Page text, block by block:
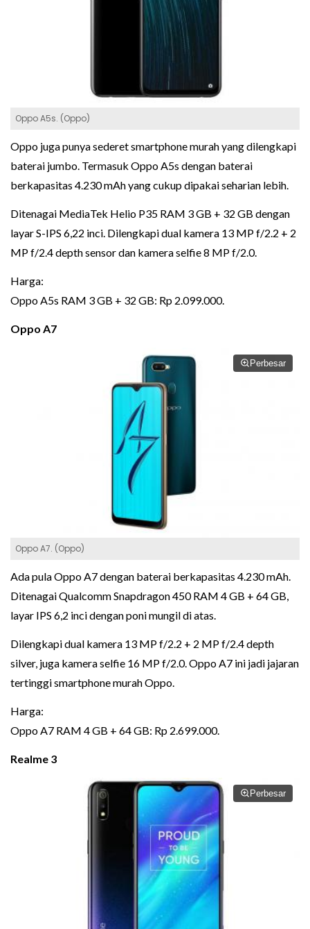
Oppo A5s. (Oppo)
Oppo juga punya sederet smartphone murah yang dilengkapi
baterai jumbo. Termasuk Oppo A5s dengan baterai
berkapasitas 4.230 mAh yang cukup dipakai seharian lebih.
Ditenagai MediaTek Helio P35 RAM 3 GB + 32 GB dengan
layar S-IPS 6,22 inci. Dilengkapi dual kamera 13 MP f/2.2 + 2
MP f/2.4 depth sensor dan kamera selfie 8 MP f/2.0.
Harga:
Oppo A5s RAM 3 GB + 32 GB: Rp 2.099.000.
Oppo A7
Perbesar
Oppo A7. (Oppo)
Ada pula Oppo A7 dengan baterai berkapasitas 4.230 mAh.
Ditenagai Qualcomm Snapdragon 450 RAM 4 GB + 64 GB,
layar IPS 6,2 inci dengan poni mungil di atas.
Dilengkapi dual kamera 13 MP f/2.2 + 2 MP f/2.4 depth
silver, juga kamera selfie 16 MP f/2.0. Oppo A7 ini jadi jajaran
tertinggi smartphone murah Oppo.
Harga:
Oppo A7 RAM 4 GB + 64 GB: Rp 2.699.000.
Realme 3
Perbesar